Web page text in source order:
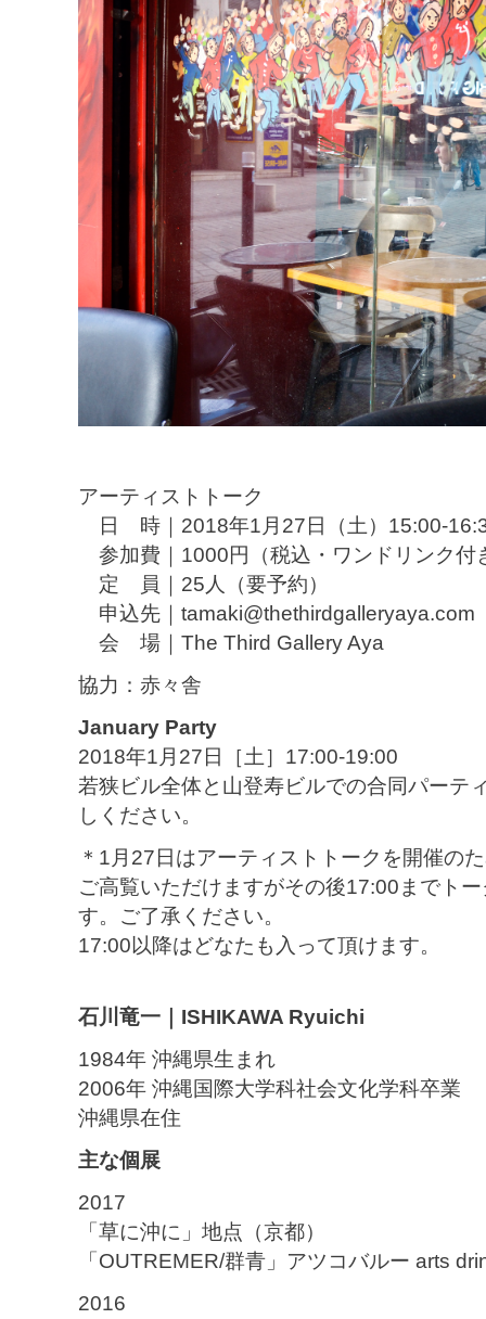
アーティストトーク
日 時｜2018年1月27日（土）15:00-
参加費｜1000円（税込・ワンドリンク付
定 員｜25人（要予約）
申込先｜tamaki@thethirdgalleryaya.com
会 場｜The Third Gallery Aya
協力：赤々舎
January Party
2018年1月27日［土］17:00-19:00
若狭ビル全体と山登寿ビルでの合同パーテ
しください。
＊1月27日はアーティストトークを開催の
ご高覧いただけますがその後17:00までト
す。ご了承ください。
17:00以降はどなたも入って頂けます。
石川竜一｜ISHIKAWA Ryuichi
1984年 沖縄県生まれ
2006年 沖縄国際大学科社会文化学科卒業
沖縄県在住
主な個展
2017
「草に沖に」地点（京都）
「OUTREMER/群青」アツコバルー arts
2016